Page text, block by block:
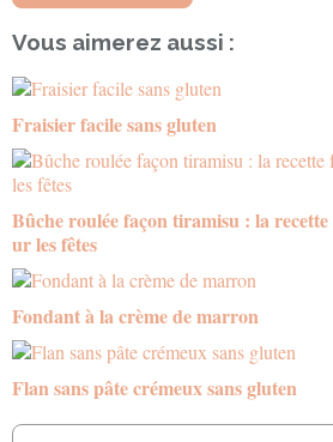
Vous aimerez aussi :
Fraisier facile sans gluten
Bûche roulée façon tiramisu : la
ur les fêtes
Fondant à la crème de marron
Flan sans pâte crémeux sans gluten